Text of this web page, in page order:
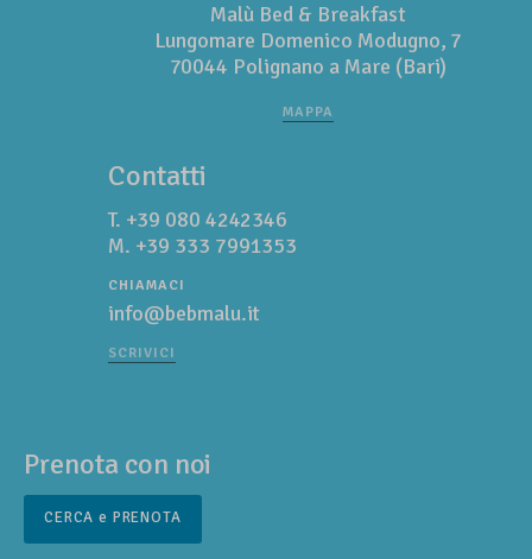
Malù Bed & Breakfast
Lungomare Domenico Modugno, 7
70044 Polignano a Mare (Bari)
MAPPA
Contatti
T. +39 080 4242346
M. +39 333 7991353
CHIAMACI
info@bebmalu.it
SCRIVICI
Prenota con noi
CERCA e PRENOTA